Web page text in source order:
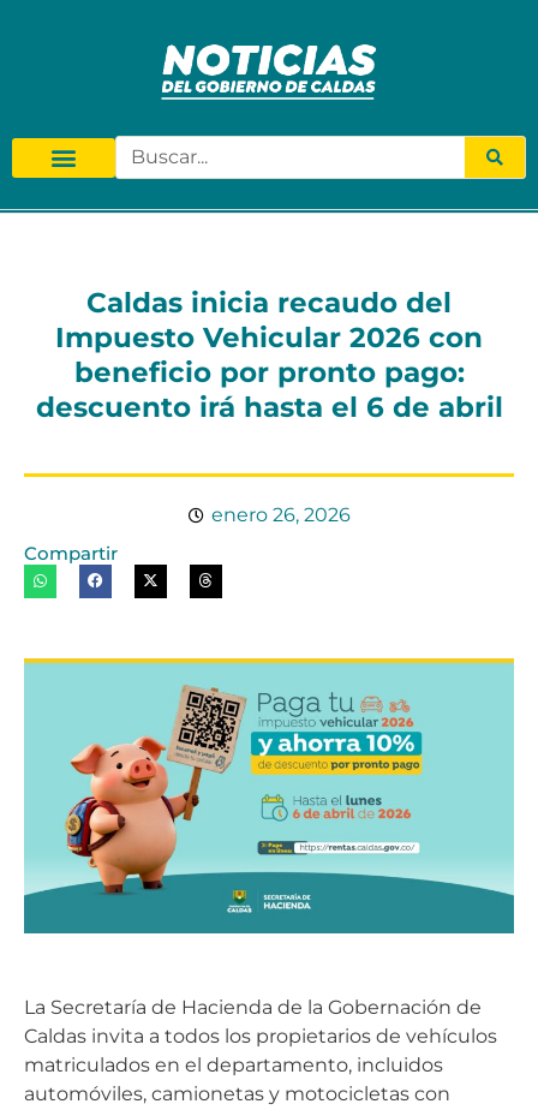
Caldas inicia recaudo del
Impuesto Vehicular 2026 con
beneficio por pronto pago:
descuento irá hasta el 6 de abril
enero 26, 2026
Compartir
La Secretaría de Hacienda de la Gobernación de
Caldas invita a todos los propietarios de vehículos
matriculados en el departamento, incluidos
automóviles, camionetas y motocicletas con